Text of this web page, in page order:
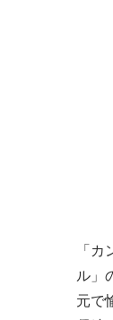
「
ル」
元で